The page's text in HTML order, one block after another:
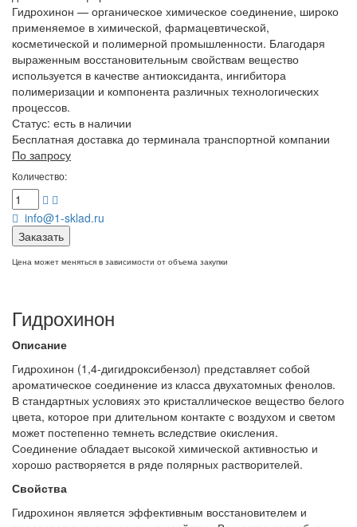
Гидрохинон — органическое химическое соединение, широко
применяемое в химической, фармацевтической,
косметической и полимерной промышленности. Благодаря
выраженным восстановительным свойствам вещество
используется в качестве антиоксиданта, ингибитора
полимеризации и компонента различных технологических
процессов.
Статус: есть в наличии
Бесплатная доставка до терминала транспортной компании
По запросу
Количество:
info@1-sklad.ru
Заказать
Цена может меняться в зависимости от объема закупки
Гидрохинон
Описание
Гидрохинон (1,4-дигидроксибензол) представляет собой
ароматическое соединение из класса двухатомных фенолов.
В стандартных условиях это кристаллическое вещество белого
цвета, которое при длительном контакте с воздухом и светом
может постепенно темнеть вследствие окисления.
Соединение обладает высокой химической активностью и
хорошо растворяется в ряде полярных растворителей.
Свойства
Гидрохинон является эффективным восстановителем и